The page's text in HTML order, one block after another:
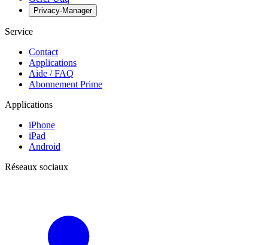
Privacy-Manager
Service
Contact
Applications
Aide / FAQ
Abonnement Prime
Applications
iPhone
iPad
Android
Réseaux sociaux